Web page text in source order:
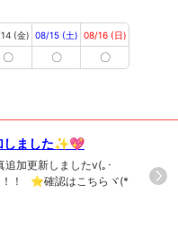
(金)
〇
08/15 (土)
〇
08/16 (日)
〇
しました✨💖
加更新しましたv(｡･
！！ ⭐確認はこちらヾ(*